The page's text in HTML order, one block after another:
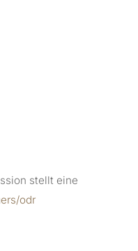
stellt eine
odr